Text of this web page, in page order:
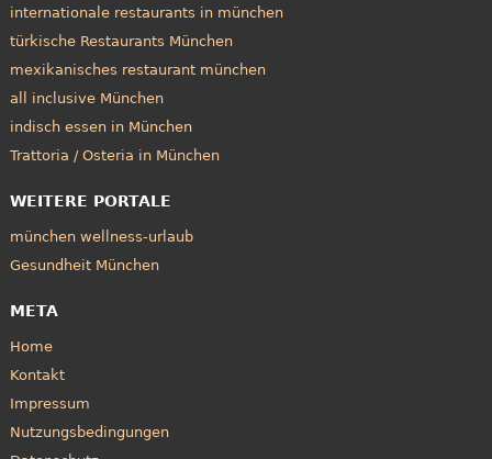
internationale restaurants in münchen
türkische Restaurants München
mexikanisches restaurant münchen
all inclusive München
indisch essen in München
Trattoria / Osteria in München
WEITERE PORTALE
münchen wellness-urlaub
Gesundheit München
META
Home
Kontakt
Impressum
Nutzungsbedingungen